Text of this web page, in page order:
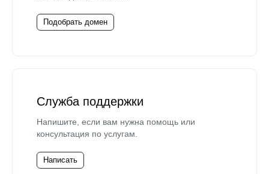
Подобрать домен
Служба поддержки
Напишите, если вам нужна помощь или
консультация по услугам.
Написать